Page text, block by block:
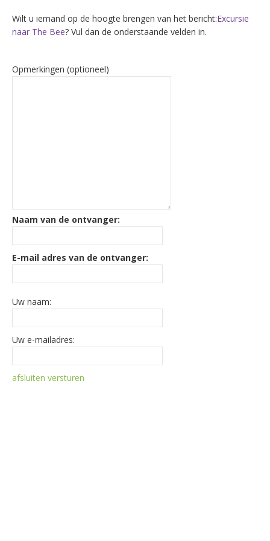
Wilt u iemand op de hoogte brengen van het bericht:Excursie
naar The Bee? Vul dan de onderstaande velden in.
Opmerkingen (optioneel)
Naam van de ontvanger:
E-mail adres van de ontvanger:
Uw naam:
Uw e-mailadres:
afsluiten versturen